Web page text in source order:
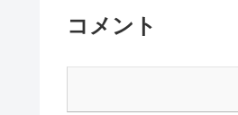
コメント